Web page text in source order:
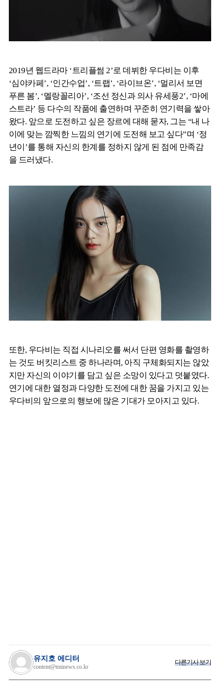
2019년 웹드라마 ‘트리플썸 2’로 데뷔한 우다비는 이후
‘심야카페’, ‘인간수업’, ‘트랩’, ‘라이브온’, ‘멀리서 보면
푸른 봄’, ‘멜랑꼴리아’, ‘조선 정신과 의사 유세풍2’, ‘마에
스트라’ 등 다수의 작품에 출연하며 꾸준히 연기력을 쌓아
왔다. 앞으로 도전하고 싶은 장르에 대해 묻자, 그는 “내 나
이에 맞는 깜찍한 느낌의 연기에 도전해 보고 싶다”며 ‘정
년이’를 통해 자신의 한계를 정하지 않게 된 점에 만족감
을 드러냈다.
또한, 우다비는 직접 시나리오를 써서 단편 영화를 촬영하
는 것도 버킷리스트 중 하나라며, 아직 구체화되지는 않았
지만 자신의 이야기를 담고 싶은 소망이 있다고 덧붙였다.
연기에 대한 열정과 다양한 도전에 대한 꿈을 가지고 있는
우다비의 앞으로의 행보에 많은 기대가 모아지고 있다.
유지호 에디터
content@tminews.co.kr
다른기사 보기